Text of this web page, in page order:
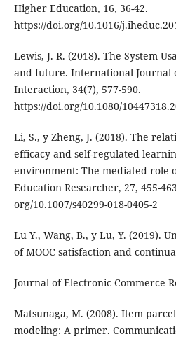
Higher Education, 16, 36-42.
https://doi.org/10.1016/
Lewis, J. R. (2018). The System
and future. International Journal
Interaction, 34(7), 577-590.
https://doi.org/10.1080/
Li, S., y Zheng, J. (2018). The
efficacy and self-regulated
environment: The mediated role
Education Researcher, 27, 455-
org/10.1007/s40299-018-0405-2
Lu Y., Wang, B., y Lu, Y. (2019).
of MOOC satisfaction and
Journal of Electronic Commerce
Matsunaga, M. (2008). Item
modeling: A primer.